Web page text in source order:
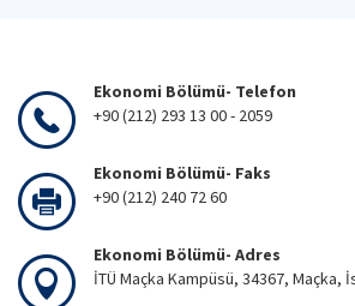
Ekonomi Bölümü- Telefon
+90 (212) 293 13 00 - 2059
Ekonomi Bölümü- Faks
+90 (212) 240 72 60
Ekonomi Bölümü- Adres
İTÜ Maçka Kampüsü, 34367, Maçka,